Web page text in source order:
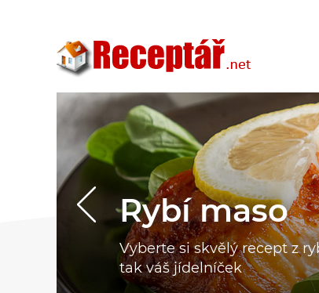
Rybí maso
Vyberte si skvělý recept z
tak váš jídelníček